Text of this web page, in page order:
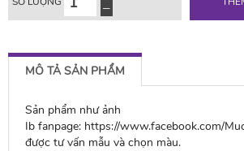
MÔ TẢ SẢN PHẨM
Sản phẩm như ảnh
Ib fanpage: https://www.facebook.com/
được tư vấn mẫu và chọn màu.